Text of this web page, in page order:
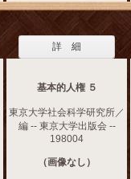
詳 細
基本的人権 ５
東京大学社会科学研究所／
編 -- 東京大学出版会 --
198004
（画像なし）